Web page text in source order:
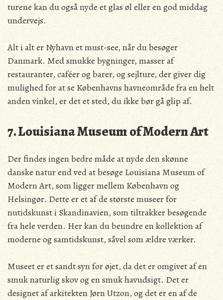
turene kan du også nyde et glas øl eller en god middag
undervejs.
Alt i alt er Nyhavn et must-see, når du besøger
Danmark. Med smukke bygninger, masser af
restauranter, caféer og barer, og sejlture, der giver dig
mulighed for at se Københavns havneområde fra en helt
anden vinkel, er det et sted, du ikke bør gå glip af.
7. Louisiana Museum of Modern Art
Der findes ingen bedre måde at nyde den skønne
danske natur end ved at besøge Louisiana Museum of
Modern Art, som ligger mellem København og
Helsingør. Dette er et af de største museer for
nutidskunst i Skandinavien, som tiltrakker besøgende
fra hele verden. Her kan du beundre en kollektion af
moderne og samtidskunst, såvel som ældre værker.
Museet er et sandt syn for øjet, da det er omgivet af en
smuk naturlig skov og en smuk havudsigt. Det er
designet af arkitekten Jørn Utzon, og det er en af ​​de